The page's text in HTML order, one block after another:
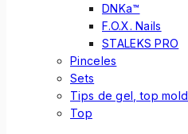
DNKa™
F.O.X. Nails
STALEKS PRO
Pinceles
Sets
Tips de gel, top
Top